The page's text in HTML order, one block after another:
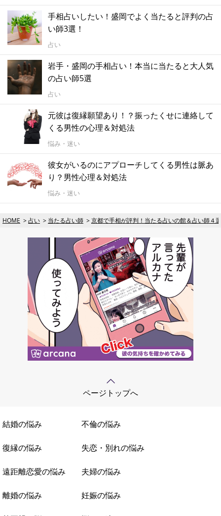
手相占いしたい！盛岡でよく当たると評判の占
い師3選！
占い
岩手・盛岡の手相占い！本当に当たると大人気
の占い師5選
占い
元彼は復縁願望あり！？振ったくせに連絡して
くる男性の心理＆対処法
悩み・迷い
彼女がいるのにアプローチしてくる男性は脈あ
り？男性心理＆対処法
悩み・迷い
HOME 占い 当たる占い師 京都で手相が評判！当たる占いの館＆占い師４選
ページトップへ
結婚の悩み 不倫の悩み
復縁の悩み 失恋・別れの悩み
遠距離恋愛の悩み 夫婦の悩み
離婚の悩み 妊娠の悩み